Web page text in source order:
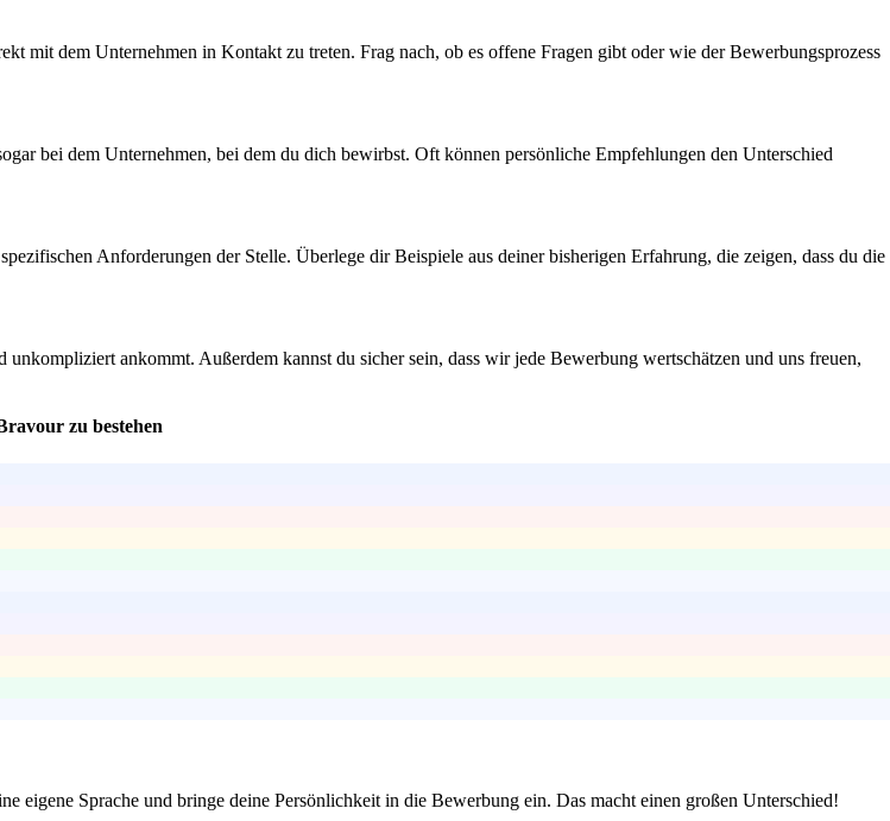
mit dem Unternehmen in Kontakt zu treten. Frag nach, ob es offene Fragen gibt oder wie der Bewerbungsprozess
bei dem Unternehmen, bei dem du dich bewirbst. Oft können persönliche Empfehlungen den Unterschied
Anforderungen der Stelle. Überlege dir Beispiele aus deiner bisherigen Erfahrung, die zeigen, dass du die
ankommt. Außerdem kannst du sicher sein, dass wir jede Bewerbung wertschätzen und uns freuen,
zu bestehen
Sprache und bringe deine Persönlichkeit in die Bewerbung ein. Das macht einen großen Unterschied!